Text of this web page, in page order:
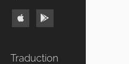
Traduction